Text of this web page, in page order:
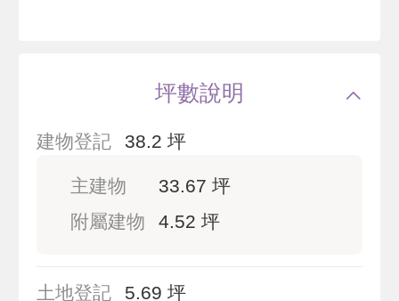
坪數說明
建物登記 38.2 坪
主建物
33.67 坪
附屬建物
4.52 坪
土地登記 5.69 坪